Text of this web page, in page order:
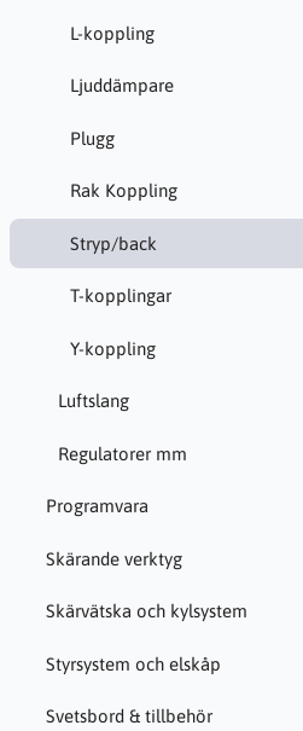
L-koppling
Ljuddämpare
Plugg
Rak Koppling
Stryp/back
T-kopplingar
Y-koppling
Luftslang
Regulatorer mm
Programvara
Skärande verktyg
Skärvätska och kylsystem
Styrsystem och elskåp
Svetsbord & tillbehör